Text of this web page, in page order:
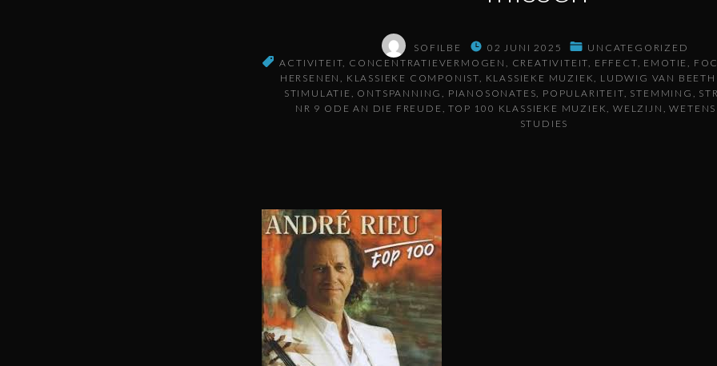
SOFILBE 02 JUNI 2025
UNCATEGORIZED
ACTIVITEIT CONCENTRATIEVERMOGEN CREATIVITEIT EFFECT EMOTIE
HERSENEN
KLASSIEKE COMPONIST KLASSIEKE MUZIEK
LUDWIG VAN
STIMULATIE
ONTSPANNING PIANOSONATES POPULARITEIT STEMMING
NR 9 ODE AN DIE FREUDE
TOP 100 KLASSIEKE MUZIEK WELZIJN
STUDIES